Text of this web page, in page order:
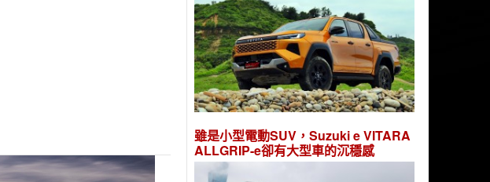
雖是小型電動SUV，Suzuki e VITARA
ALLGRIP-e卻有大型車的沉穩感